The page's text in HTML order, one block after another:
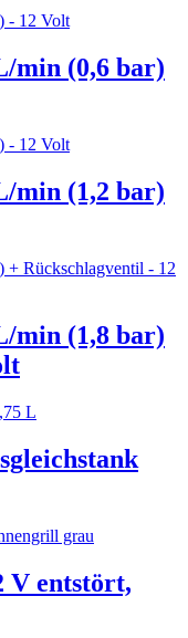
min (0,6 bar)
min (1,2 bar)
min (1,8 bar)
V entstört,